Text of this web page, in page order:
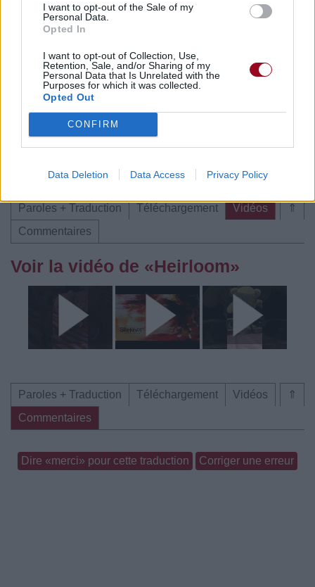
I want to opt-out of the Sale of my
Personal Data.
Opted In
I want to opt-out of Collection, Use,
Retention, Sale, and/or Sharing of my
Personal Data that Is Unrelated with the
Purposes for which it was collected.
Opted Out
CONFIRM
Data Deletion Data Access Privacy Policy
Vous aimez chanter, apprenez la guitare chez
Télécharger légalement les MP3 sur
Télécharger légalement les MP3 ou trouver le CD sur
Trouver des vinyles et des CD sur
Trouver un instrument de musique ou une partition au
⇑
Paroles + Traduction Téléchargement
Vidéos
Commentaires
Voir la vidéo de «Heirloom»
⇑
Paroles + Traduction Téléchargement
Vidéos
Commentaires
Dire «merci» pour cette traduction Corriger une erreur